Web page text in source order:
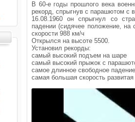
В 60-е годы прошлого века
рекорд, спрыгнув с парашютом с
16.08.1960 он спрыгнул со
падении (сидячее положение, на
скорости 988 км/ч
Открылся на высоте 5500.
Установил рекорды:
самый высокий подъем на шаре
самый высокий прыжок с
самое длинное свободное падение
самая большая скорость